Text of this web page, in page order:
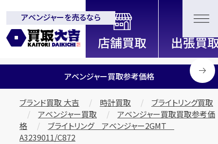
全国2000店舗以上展開中！
信頼と実績の買取専門店「買取大
吉」
アベンジャーを売るなら
アベンジャー買取参考価格
ブランド買取 大吉 時計買取
ブライトリング買取
アベンジャー買取
アベンジャー買取買取参考価
格
ブライトリング アベンジャー2GMT
A3239011/C872